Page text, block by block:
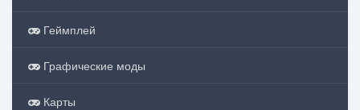
Геймплей
Графические моды
Карты